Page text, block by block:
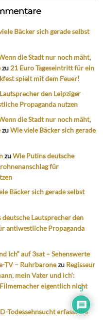
Bäcker sich gerade selbst
die Stadt nur noch mäht,
zu 21 Euro Tageseintritt für ein
spielt mit dem Feuer!
den Leipziger
Propaganda nutzen
die Stadt nur noch mäht,
zuWie viele Bäcker sich gerade
zuWie Putins deutsche
für
Bäcker sich gerade selbst
Lautsprecher den
antiwestliche Propaganda
ich“ auf 3sat – Sehenswerte
TV – Ruhrbaronezu Regisseur
mein Vater und ich‘:
Filmemacher eigentlich nicht
Todessehnsucht erfasst die
5